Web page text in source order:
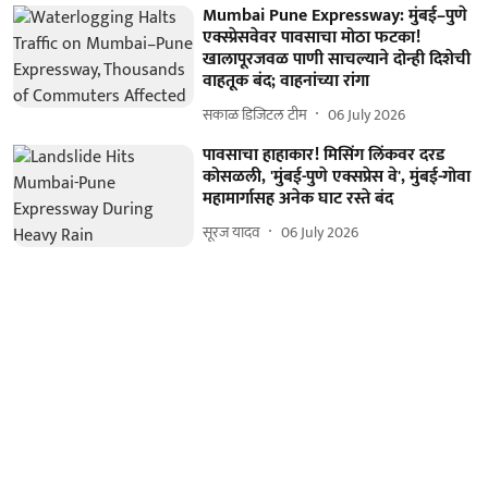
Mumbai Pune Expressway: मुंबई–पुणे
एक्स्प्रेसवेवर पावसाचा मोठा फटका!
खालापूरजवळ पाणी साचल्याने दोन्ही दिशेची
वाहतूक बंद; वाहनांच्या रांगा
सकाळ डिजिटल टीम 06 July 2026
पावसाचा हाहाकार! मिसिंग लिंकवर दरड
कोसळली, 'मुंबई-पुणे एक्सप्रेस वे', मुंबई-गोवा
महामार्गासह अनेक घाट रस्ते बंद
सूरज यादव 06 July 2026